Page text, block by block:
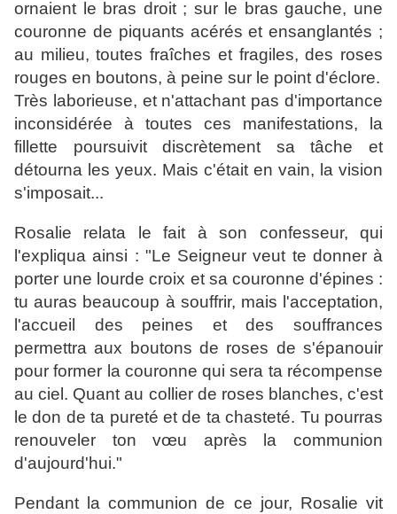
ornaient le bras droit ; sur le bras gauche, une
couronne de piquants acérés et ensanglantés ;
au milieu, toutes fraîches et fragiles, des roses
rouges en boutons, à peine sur le point d'éclore.
Très laborieuse, et n'attachant pas d'importance
inconsidérée à toutes ces manifestations, la
fillette poursuivit discrètement sa tâche et
détourna les yeux. Mais c'était en vain, la vision
s'imposait...
Rosalie relata le fait à son confesseur, qui
l'expliqua ainsi : "Le Seigneur veut te donner à
porter une lourde croix et sa couronne d'épines :
tu auras beaucoup à souffrir, mais l'acceptation,
l'accueil des peines et des souffrances
permettra aux boutons de roses de s'épanouir
pour former la couronne qui sera ta récompense
au ciel. Quant au collier de roses blanches, c'est
le don de ta pureté et de ta chasteté. Tu pourras
renouveler ton vœu après la communion
d'aujourd'hui."
Pendant la communion de ce jour, Rosalie vit